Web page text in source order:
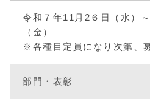
令和７年11月2６日（水）
（金）
※各種目定員になり次第、
部門・表彰